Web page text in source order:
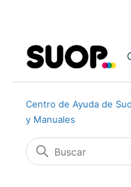
Centro de Ayuda de
y Manuales